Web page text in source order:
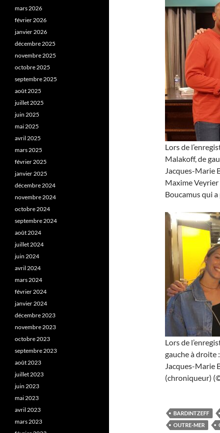
Lors de
Malakoff, de
Jacques-Marie
Maxime
Boucamus qui
Lors de
gauche à droite
Jacques-Marie
(chroniqueur)
BARDINTZEFF
OUTRE-MER
mars 2026
février 2026
janvier 2026
décembre 2025
novembre 2025
octobre 2025
septembre 2025
août 2025
juillet 2025
juin 2025
mai 2025
avril 2025
mars 2025
février 2025
janvier 2025
décembre 2024
novembre 2024
octobre 2024
septembre 2024
août 2024
juillet 2024
juin 2024
avril 2024
mars 2024
février 2024
janvier 2024
décembre 2023
novembre 2023
octobre 2023
septembre 2023
août 2023
juillet 2023
juin 2023
mai 2023
avril 2023
mars 2023